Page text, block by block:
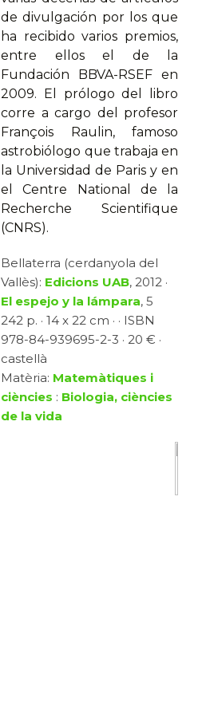
de divulgación por los que
ha recibido varios premios,
entre ellos el de la
Fundación BBVA-RSEF en
2009. El prólogo del libro
corre a cargo del profesor
François Raulin, famoso
astrobiólogo que trabaja en
la Universidad de Paris y en
el Centre National de la
Recherche Scientifique
(CNRS).
Bellaterra (cerdanyola del
Vallès): Edicions UAB, 2012 ·
El espejo y la lámpara, 5
242 p. · 14 x 22 cm · · ISBN
978-84-939695-2-3 · 20 € ·
castellà
Matèria: Matemàtiques i
ciències : Biologia, ciències
de la vida